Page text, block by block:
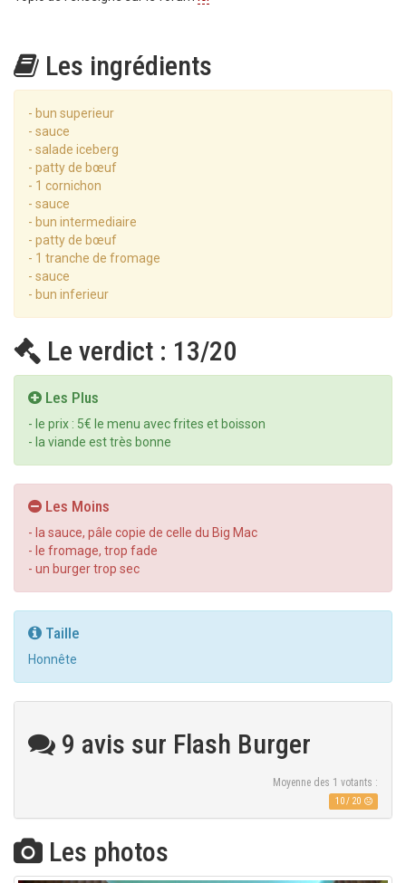
Les ingrédients
- bun superieur
- sauce
- salade iceberg
- patty de bœuf
- 1 cornichon
- sauce
- bun intermediaire
- patty de bœuf
- 1 tranche de fromage
- sauce
- bun inferieur
Le verdict : 13/20
Les Plus
- le prix : 5€ le menu avec frites et boisson
- la viande est très bonne
Les Moins
- la sauce, pâle copie de celle du Big Mac
- le fromage, trop fade
- un burger trop sec
Taille
Honnête
9 avis sur Flash Burger
Moyenne des 1 votants :
10/ 20
Les photos